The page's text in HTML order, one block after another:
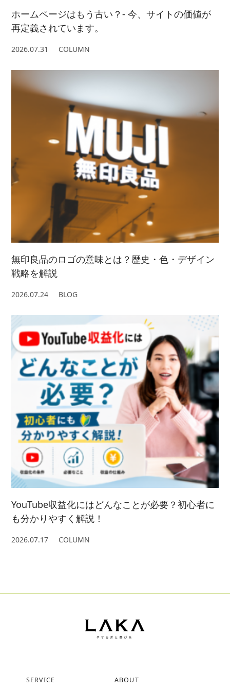
ホームページはもう古い？- 今、サイトの価値が
再定義されています。
2026.07.31 COLUMN
無印良品のロゴの意味とは？歴史・色・デザイン
戦略を解説
2026.07.24 BLOG
YouTube収益化にはどんなことが必要？初心者に
も分かりやすく解説！
2026.07.17 COLUMN
SERVICE ABOUT